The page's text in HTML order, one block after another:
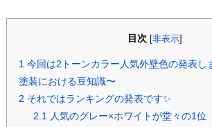
目次 [非表示
1今回は2トーンカラー人気外壁色の発表
塗装における豆知識〜
2 それではランキングの発表です✨
2.1人気のグレー×ホワイトが堂々の1位